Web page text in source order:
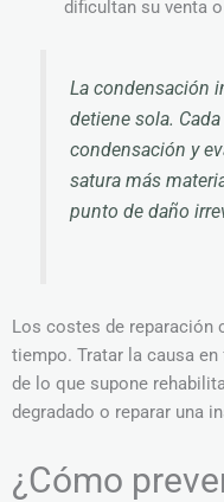
dificultan su venta
La condensación
detiene sola.
condensación y
satura más
punto de daño
Los costes de reparación
tiempo. Tratar la causa
de lo que supone
degradado o reparar una
¿Cómo